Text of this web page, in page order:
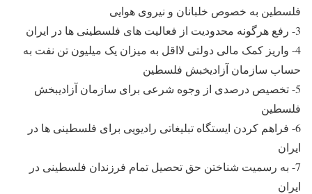
فلسطین به خصوص خلبانان و نیروی هوایی
3- رفع هرگونه محدودیت از فعالیت های فلسطینی ها در ایران
4- واریز کمک مالی دولتی لااقل به میزان یک میلیون تن نفت به
حساب سازمان آزادیخبش فلسطین
5- تخصیص درصدی از وجوه شرعی برای سازمان آزادیبخش
فلسطین
6- فراهم کردن ایستگاه تبلیغاتی رادیویی برای فلسطینی ها در
ایران
7- به رسمیت شناختن حق تحصیل تمام فرزندان فلسطینی در
ایران